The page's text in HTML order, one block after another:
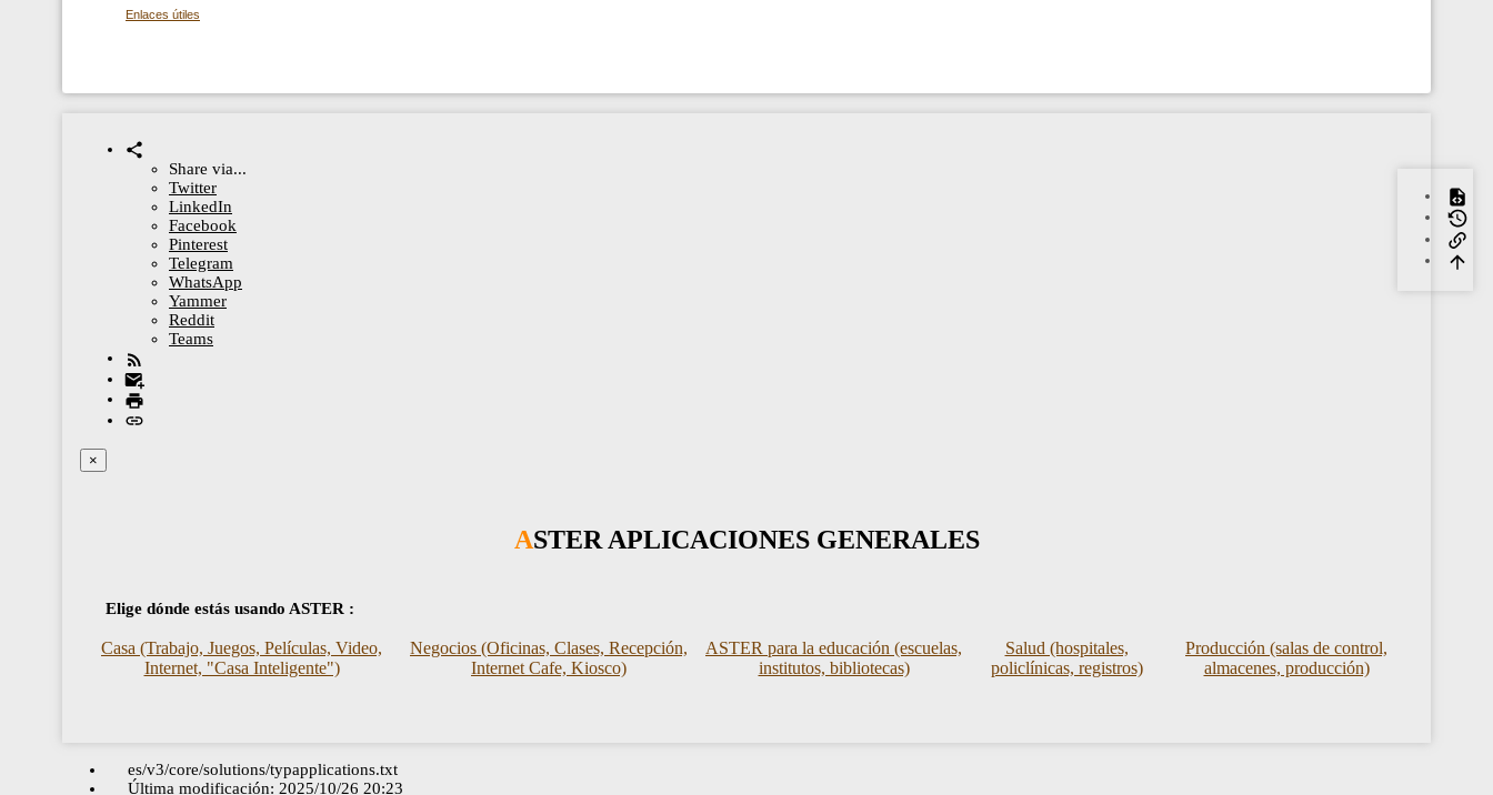
Enlaces útiles
Share via...
Twitter
LinkedIn
Facebook
Pinterest
Telegram
WhatsApp
Yammer
Reddit
Teams
×
ASTER APLICACIONES GENERALES
Elige dónde estás usando ASTER :
Casa (Trabajo, Juegos, Películas, Video,
Internet, "Casa Inteligente")
Negocios (Oficinas, Clases, Recepción,
Internet Cafe, Kiosco)
ASTER para la educación (escuelas,
institutos, bibliotecas)
Salud (hospitales,
policlínicas, registros)
Producción (salas de control,
almacenes, producción)
es/v3/core/solutions/typapplications.txt
Última modificación: 2025/10/26 20:23